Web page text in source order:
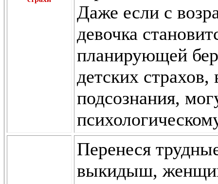
Даже если с
девочка
планирующей
детских
подсознания,
Перенеся
выкидыш,